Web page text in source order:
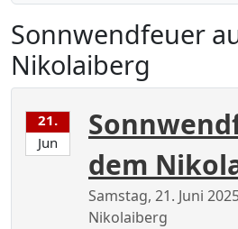
Sonnwendfeuer
Nikolaiberg
21.
Jun
dem
Samstag, 21. Juni
Nikolaiberg